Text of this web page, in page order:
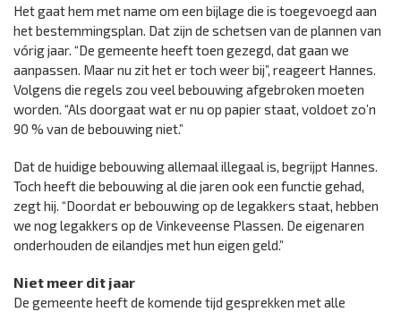
Het gaat hem met name om een bijlage die is toegevoegd aan
het bestemmingsplan. Dat zijn de schetsen van de plannen van
vórig jaar. “De gemeente heeft toen gezegd, dat gaan we
aanpassen. Maar nu zit het er toch weer bij”, reageert Hannes.
Volgens die regels zou veel bebouwing afgebroken moeten
worden. “Als doorgaat wat er nu op papier staat, voldoet zo’n
90 % van de bebouwing niet.”
Dat de huidige bebouwing allemaal illegaal is, begrijpt Hannes.
Toch heeft die bebouwing al die jaren ook een functie gehad,
zegt hij. “Doordat er bebouwing op de legakkers staat, hebben
we nog legakkers op de Vinkeveense Plassen. De eigenaren
onderhouden de eilandjes met hun eigen geld.”
Niet meer dit jaar
De gemeente heeft de komende tijd gesprekken met alle